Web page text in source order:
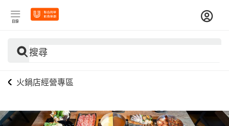
目錄
搜尋
火鍋店經營專區